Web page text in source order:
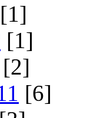
[1]
[1]
[2]
[6]